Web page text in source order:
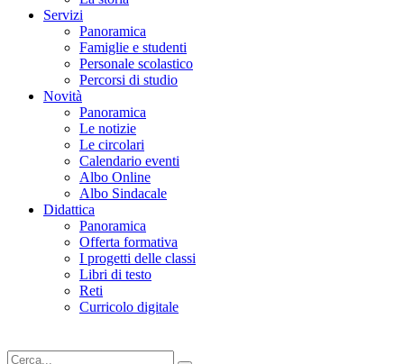
Servizi
Panoramica
Famiglie e studenti
Personale scolastico
Percorsi di studio
Novità
Panoramica
Le notizie
Le circolari
Calendario eventi
Albo Online
Albo Sindacale
Didattica
Panoramica
Offerta formativa
I progetti delle classi
Libri di testo
Reti
Curricolo digitale